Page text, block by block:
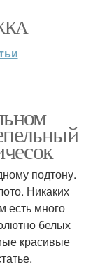
подтону.
Никаких
есть много
белых
красивые